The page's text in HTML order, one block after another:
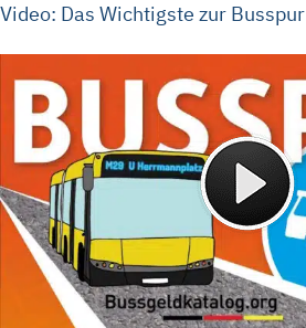
Video: Das Wichtigste zur Busspur